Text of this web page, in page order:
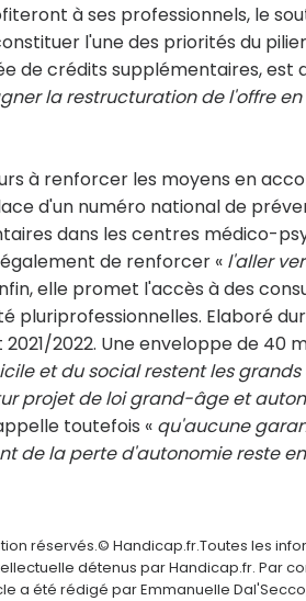
à ses professionnels, le
l'une des priorités du
de crédits supplémentaires, est
la restructuration de l'offre
à renforcer les moyens en
d'un numéro national de
dans les centres médico-
de renforcer « l'aller
elle promet l'accès à des
pluriprofessionnelles. Elaboré
2022. Une enveloppe de 40
et du social restent les
projet de loi grand-âge et
toutefois « qu'aucune
de la perte d'autonomie reste
réservés.© Handicap.fr.Toutes les
détenus par Handicap.fr. Par
a été rédigé par Emmanuelle